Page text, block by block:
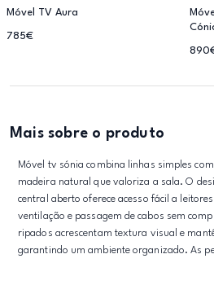
Móvel TV Aura
785€
Mais sobre o produto
Móvel tv sónia combina linhas simples
madeira natural que valoriza a sala. O
central aberto oferece acesso fácil a
ventilação e passagem de cabos sem
ripados acrescentam textura visual e
garantindo um ambiente organizado. As